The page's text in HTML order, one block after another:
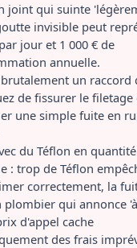
joint qui suinte
invisible peut
jour et 1 000 € de
annuelle.
brutalement un raccord
de fissurer le filetage
une simple fuite en
du Téflon en quantité
: trop de Téflon
correctement, la
plombier qui annonce
d'appel cache
des frais